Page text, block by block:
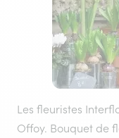
Les fleuristes
Offoy. Bouquet de